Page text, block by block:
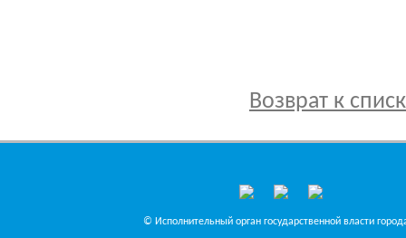
Возврат к
© Исполнительный орган государственной власти